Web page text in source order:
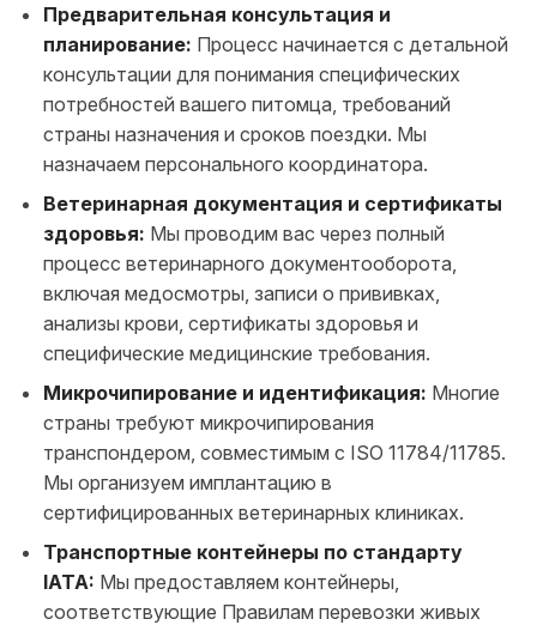
Предварительная консультация и
планирование: Процесс начинается с детальной
консультации для понимания специфических
потребностей вашего питомца, требований
страны назначения и сроков поездки. Мы
назначаем персонального координатора.
Ветеринарная документация и сертификаты
здоровья: Мы проводим вас через полный
процесс ветеринарного документооборота,
включая медосмотры, записи о прививках,
анализы крови, сертификаты здоровья и
специфические медицинские требования.
Микрочипирование и идентификация: Многие
страны требуют микрочипирования
транспондером, совместимым с ISO 11784/11785.
Мы организуем имплантацию в
сертифицированных ветеринарных клиниках.
Транспортные контейнеры по стандарту
IATA: Мы предоставляем контейнеры,
соответствующие Правилам перевозки живых